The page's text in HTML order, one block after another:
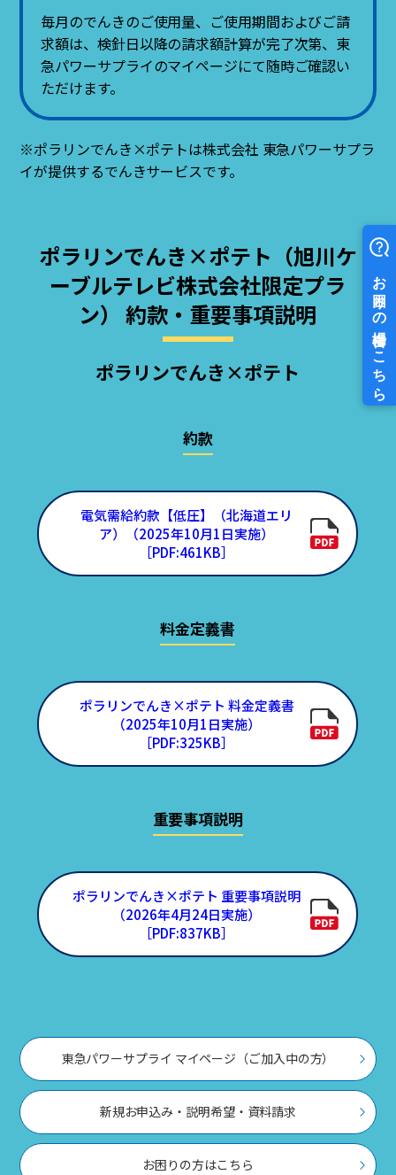
毎月のでんきのご使用量、ご使用期間およびご請
求額は、検針日以降の請求額計算が完了次第、東
急パワーサプライのマイページにて随時ご確認い
ただけます。
※ポラリンでんき×ポテトは株式会社 東急パワーサプラ
イが提供するでんきサービスです。
東急パワーサプライ マイページ（ご加入中の方）
新規お申込み・説明希望・資料請求
お困りの方はこちら